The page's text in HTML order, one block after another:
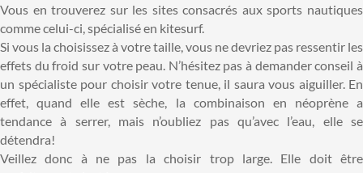
Vous en trouverez sur les sites consacrés aux sports nautiques
comme celui-ci, spécialisé en kitesurf.
Si vous la choisissez à votre taille, vous ne devriez pas ressentir les
effets du froid sur votre peau. N’hésitez pas à demander conseil à
un spécialiste pour choisir votre tenue, il saura vous aiguiller. En
effet, quand elle est sèche, la combinaison en néoprène a
tendance à serrer, mais n’oubliez pas qu’avec l’eau, elle se
détendra!
Veillez donc à ne pas la choisir trop large. Elle doit être